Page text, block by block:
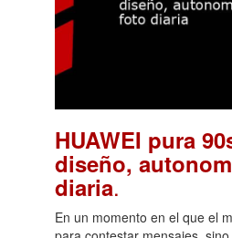
HUAWEI pura
diseño,
diaria.
En un momento en el que el